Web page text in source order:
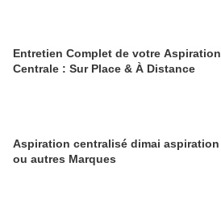
Entretien Complet de votre Aspiration
Centrale : Sur Place & À Distance
Aspiration centralisé dimai aspiration
ou autres Marques